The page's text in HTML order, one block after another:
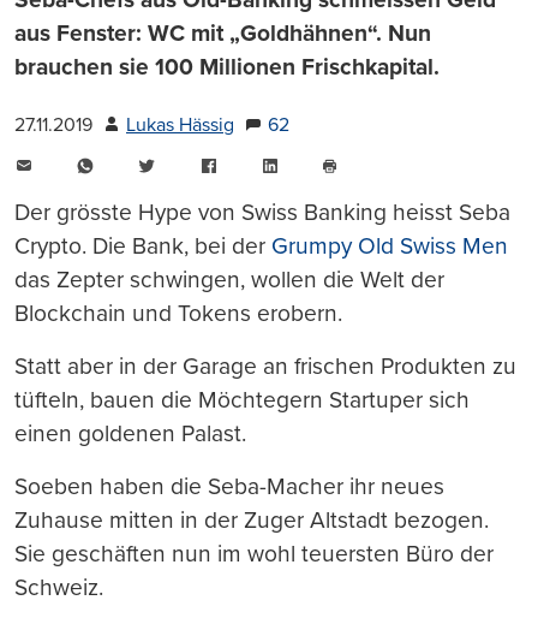
aus Fenster: WC mit „Goldhähnen“. Nun
brauchen sie 100 Millionen Frischkapital.
27.11.2019 Lukas Hässig
62
WhatsAppTwitter FacebookLinkedIn
drucken
Der grösste Hype von Swiss Banking heisst Seba
Crypto. Die Bank, bei der Grumpy Old Swiss Men
das Zepter schwingen, wollen die Welt der
Blockchain und Tokens erobern.
Statt aber in der Garage an frischen Produkten zu
tüfteln, bauen die Möchtegern Startuper sich
einen goldenen Palast.
Soeben haben die Seba-Macher ihr neues
Zuhause mitten in der Zuger Altstadt bezogen.
Sie geschäften nun im wohl teuersten Büro der
Schweiz.